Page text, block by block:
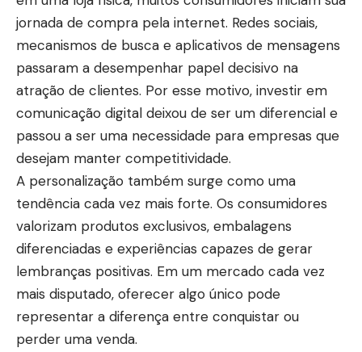
jornada de compra pela internet. Redes sociais,
mecanismos de busca e aplicativos de mensagens
passaram a desempenhar papel decisivo na
atração de clientes. Por esse motivo, investir em
comunicação digital deixou de ser um diferencial e
passou a ser uma necessidade para empresas que
desejam manter competitividade.
A personalização também surge como uma
tendência cada vez mais forte. Os consumidores
valorizam produtos exclusivos, embalagens
diferenciadas e experiências capazes de gerar
lembranças positivas. Em um mercado cada vez
mais disputado, oferecer algo único pode
representar a diferença entre conquistar ou
perder uma venda.